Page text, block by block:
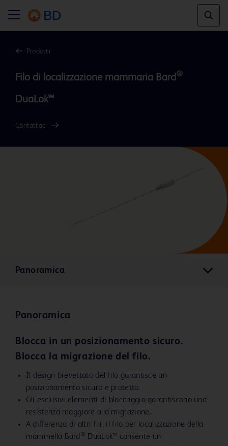
Prodotti
Filo di localizzazione mammaria Bard®
Contattaci
Panoramica
Panoramica
Blocca in un posizionamento sicuro.
Blocca la migrazione del filo.
Il design brevettato del filo garantisce un
posizionamento sicuro e protetto.
Gli esclusivi elementi di bloccaggio garantiscono una
resistenza maggiore alla migrazione.
A differenza di altri fili, il filo per localizzazione della
mammella Bard ® DuaLok™ consente un